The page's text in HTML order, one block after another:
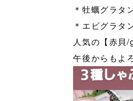
＊牡蠣グラタ
＊エビグラタ
人気の【赤貝
午後からもよ